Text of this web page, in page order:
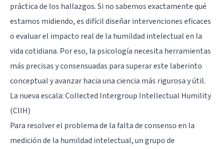
práctica de los hallazgos. Si no sabemos exactamente qué
estamos midiendo, es difícil diseñar intervenciones eficaces
o evaluar el impacto real de la humildad intelectual en la
vida cotidiana. Por eso, la psicología necesita herramientas
más precisas y consensuadas para superar este laberinto
conceptual y avanzar hacia una ciencia más rigurosa y útil.
La nueva escala: Collected Intergroup Intellectual Humility
(CIIH)
Para resolver el problema de la falta de consenso en la
medición de la humildad intelectual, un grupo de